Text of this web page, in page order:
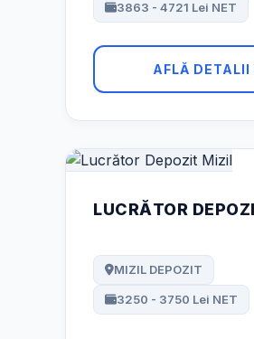
3863 - 4721 Lei NET
AFLĂ
LUCRĂTOR
MIZIL DEPOZIT
3250 - 3750 Lei NET